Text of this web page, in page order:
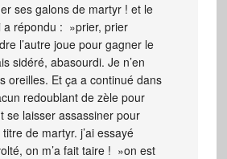
ses galons de martyr ! et le
a répondu : »prier, prier
l’autre joue pour gagner le
sidéré, abasourdi. Je n’en
oreilles. Et ça a continué dans
redoublant de zèle pour
se laisser assassiner pour
de martyr. j’ai essayé
on m’a fait taire ! »on est